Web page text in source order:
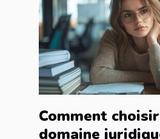
Comment
domaine